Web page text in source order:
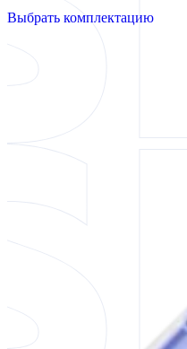
Выбрать комплектацию